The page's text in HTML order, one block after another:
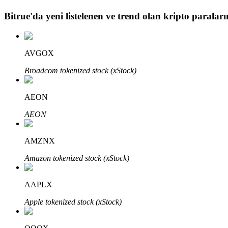
BTR Kilitleme
BTR sahiplerine özel yatırımlar
Krediler
Kripto destekli borçlanma hizmeti
Bitrue'da yeni listelenen ve trend olan kripto
AVGOX
Broadcom tokenized stock (xStock)
AEON
AEON
AMZNX
Amazon tokenized stock (xStock)
AAPLX
Apple tokenized stock (xStock)